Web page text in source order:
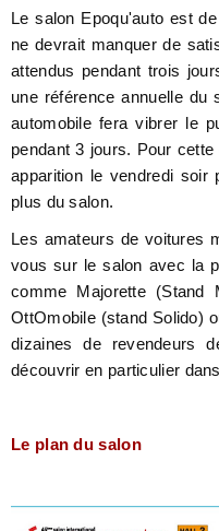
Le salon Epoqu'auto est
ne devrait manquer de
attendus pendant trois
une référence annuelle
automobile fera vibrer le
pendant 3 jours. Pour
apparition le vendredi soir
plus du salon.
Les amateurs de voitures
vous sur le salon avec la
comme Majorette (Stand
OttOmobile (stand Solido)
dizaines de revendeurs
découvrir en particulier
Le plan du salon